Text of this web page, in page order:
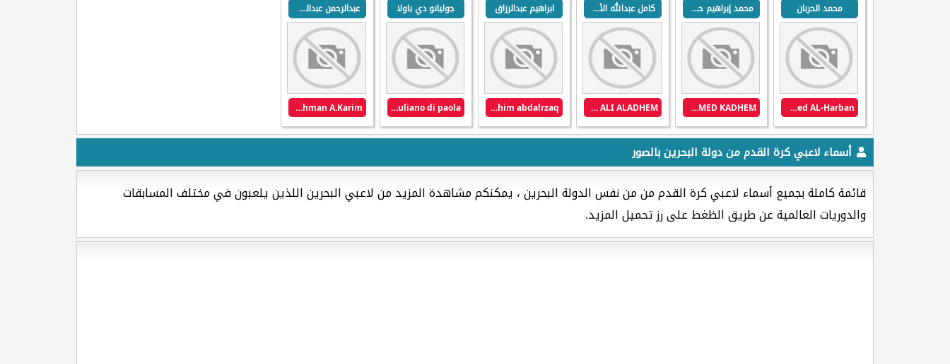
محمد الحربان
Mohmmed AL-Harban
محمد إبراهيم حسن كاظم
MOHAMED EBRAHIM HASAN AHMED KADHEM
كامل عبدالله الأدهم
KAMEEL ABDULLA HASAN ALI ALADHEM
ابراهيم عبدالرزاق
ibrahim abdalrzaq
جوليانو دي باولا
giuliano di paola
عبدالرحمن عبدالكريم
Abdulrahman A.Karim
أسماء لاعبي كرة القدم من دولة البحرين بالصور
قائمة كاملة بجميع أسماء لاعبي كرة القدم من من نفس الدولة البحرين ، يمكنكم مشاهدة المزيد من لاعبي البحرين اللذين يلعبون في مختلف المسابقات
والدوريات العالمية عن طريق الظغط على رز تحميل المزيد.